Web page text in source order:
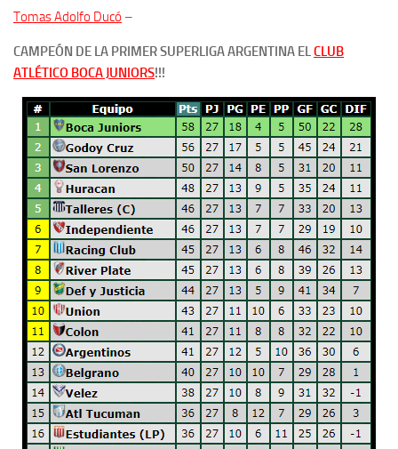
Tomas Adolfo Ducó –
CAMPEÓN DE LA PRIMER SUPERLIGA ARGENTINA EL CLUB
ATLÉTICO BOCA JUNIORS!!!